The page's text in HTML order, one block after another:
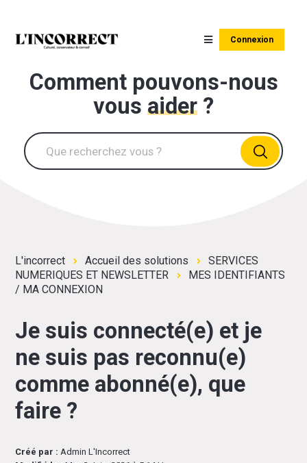
Connexion
Comment pouvons-nous
vous aider ?
L'incorrect Accueil des solutions
SERVICES
NUMERIQUES ET NEWSLETTER
MES IDENTIFIANTS
/ MA CONNEXION
Je suis connecté(e) et je
ne suis pas reconnu(e)
comme abonné(e), que
faire ?
Créé par : Admin L'Incorrect